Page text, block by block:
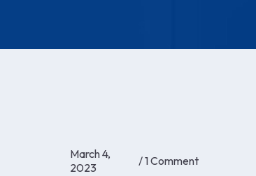
March 4,
2023
/1 Comment